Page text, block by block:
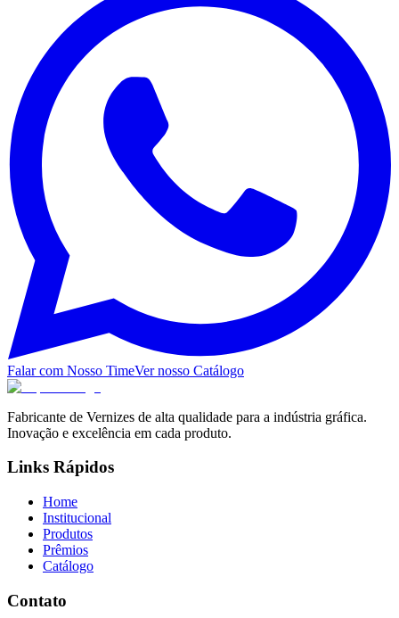
Falar com Nosso TimeVer nosso Catálogo
Fabricante de Vernizes de alta qualidade para a indústria gráfica.
Inovação e excelência em cada produto.
Links Rápidos
Home
Institucional
Produtos
Prêmios
Catálogo
Contato